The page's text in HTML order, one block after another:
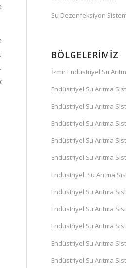
Su Dezenfeksiyon
BÖLGELERIMIZ
İzmir Endüstriyel Su
Endüstriyel Su Arıtma
Endüstriyel Su Arıtma
Endüstriyel Su Arıtma
Endüstriyel Su Arıtma
Endüstriyel Su Arıtma
Endüstriyel Su Arıtma
Endüstriyel Su Arıtma
Endüstriyel Su Arıtma
Endüstriyel Su Arıtma
Endüstriyel Su Arıtma
Endüstriyel Su Arıtma